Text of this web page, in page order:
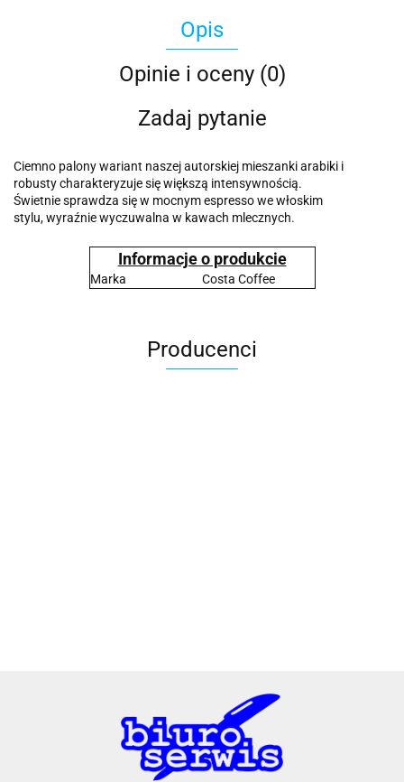
Opis
Opinie i oceny (0)
Zadaj pytanie
Ciemno palony wariant naszej autorskiej mieszanki arabiki i
robusty charakteryzuje się większą intensywnością.
Świetnie sprawdza się w mocnym espresso we włoskim
stylu, wyraźnie wyczuwalna w kawach mlecznych.
Informacje o produkcie
Marka Costa Coffee
Producenci
A4 Tech